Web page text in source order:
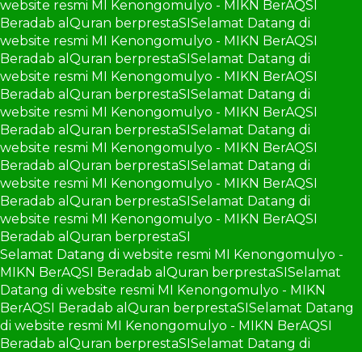
website resmi MI Kenongomulyo - MIKN BerAQSI
Beradab alQuran berprestaSISelamat Datang di
website resmi MI Kenongomulyo - MIKN BerAQSI
Beradab alQuran berprestaSISelamat Datang di
website resmi MI Kenongomulyo - MIKN BerAQSI
Beradab alQuran berprestaSISelamat Datang di
website resmi MI Kenongomulyo - MIKN BerAQSI
Beradab alQuran berprestaSISelamat Datang di
website resmi MI Kenongomulyo - MIKN BerAQSI
Beradab alQuran berprestaSISelamat Datang di
website resmi MI Kenongomulyo - MIKN BerAQSI
Beradab alQuran berprestaSISelamat Datang di
website resmi MI Kenongomulyo - MIKN BerAQSI
Beradab alQuran berprestaSI
Selamat Datang di website resmi MI Kenongomulyo -
MIKN BerAQSI Beradab alQuran berprestaSISelamat
Datang di website resmi MI Kenongomulyo - MIKN
BerAQSI Beradab alQuran berprestaSISelamat Datang
di website resmi MI Kenongomulyo - MIKN BerAQSI
Beradab alQuran berprestaSISelamat Datang di